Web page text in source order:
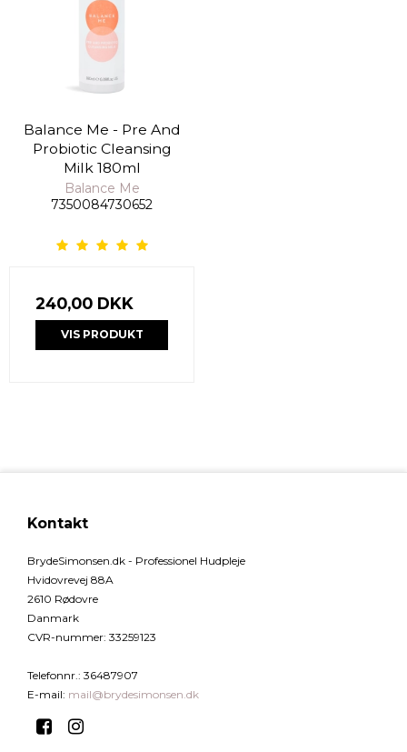
Balance Me - Pre And
Probiotic Cleansing
Milk 180ml
Balance Me
7350084730652
240,00 DKK
VIS PRODUKT
Kontakt
BrydeSimonsen.dk - Professionel Hudpleje
Hvidovrevej 88A
2610 Rødovre
Danmark
CVR-nummer: 33259123
Telefonnr. : 36487907
E-mail: mail@brydesimonsen.dk